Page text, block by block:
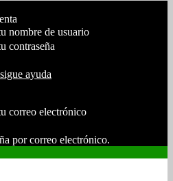
nombre de usuario
contraseña
ayuda
correo electrónico
por correo electrónico.